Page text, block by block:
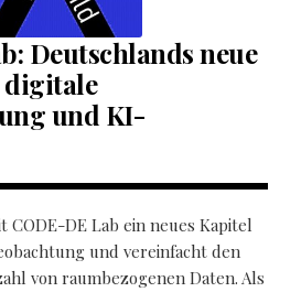
Deutschlands neue
und KI-
DE Lab ein neues Kapitel
und vereinfacht den
von raumbezogenen Daten. Als